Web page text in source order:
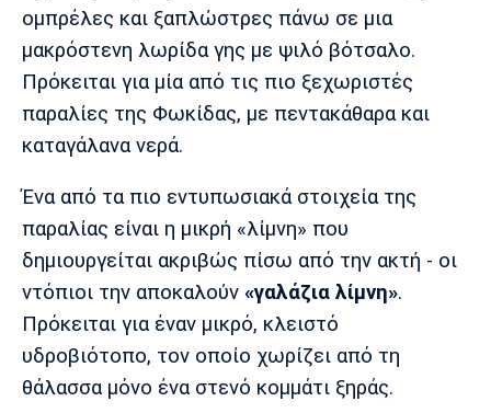
Πόρτο Μπενφίκα
ομπρέλες και ξαπλώστρες πάνω σε μια
μακρόστενη λωρίδα γης με ψιλό βότσαλο.
Πρόκειται για μία από τις πιο ξεχωριστές
παραλίες της Φωκίδας, με πεντακάθαρα και
καταγάλανα νερά.
Ένα από τα πιο εντυπωσιακά στοιχεία της
παραλίας είναι η μικρή «λίμνη» που
δημιουργείται ακριβώς πίσω από την ακτή - οι
ντόπιοι την αποκαλούν «γαλάζια λίμνη».
Πρόκειται για έναν μικρό, κλειστό
υδροβιότοπο, τον οποίο χωρίζει από τη
θάλασσα μόνο ένα στενό κομμάτι ξηράς.